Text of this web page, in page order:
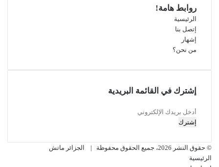
روابط هامة!
الرئيسية
إتصل بنا
إشهار
من نحن؟
إشترك في القائمة البريدية
أدخل
بريدك
© حقوق النشر 2026، جميع الحقوق محفوظة |
الجزائر ماتش
الرئيسية